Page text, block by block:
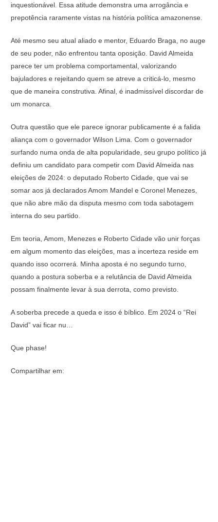
inquestionável. Essa atitude demonstra uma arrogância e
prepotência raramente vistas na história política amazonense.
Até mesmo seu atual aliado e mentor, Eduardo Braga, no auge
de seu poder, não enfrentou tanta oposição. David Almeida
parece ter um problema comportamental, valorizando
bajuladores e rejeitando quem se atreve a criticá-lo, mesmo
que de maneira construtiva. Afinal, é inadmissível discordar de
um monarca.
Outra questão que ele parece ignorar publicamente é a falida
aliança com o governador Wilson Lima. Com o governador
surfando numa onda de alta popularidade, seu grupo político já
definiu um candidato para competir com David Almeida nas
eleições de 2024: o deputado Roberto Cidade, que vai se
somar aos já declarados Amom Mandel e Coronel Menezes,
que não abre mão da disputa mesmo com toda sabotagem
interna do seu partido.
Em teoria, Amom, Menezes e Roberto Cidade vão unir forças
em algum momento das eleições, mas a incerteza reside em
quando isso ocorrerá. Minha aposta é no segundo turno,
quando a postura soberba e a relutância de David Almeida
possam finalmente levar à sua derrota, como previsto.
A soberba precede a queda e isso é bíblico. Em 2024 o “Rei
David” vai ficar nu…
Que phase!
Compartilhar em: